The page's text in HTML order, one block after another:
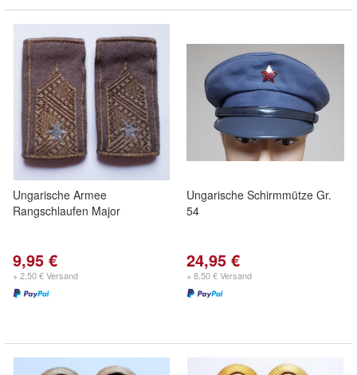
Ungarische Armee
Rangschlaufen Major
9,95 €
+ 2,50 € Versand
Ungarische Schirmmütze Gr.
54
24,95 €
+ 8,50 € Versand